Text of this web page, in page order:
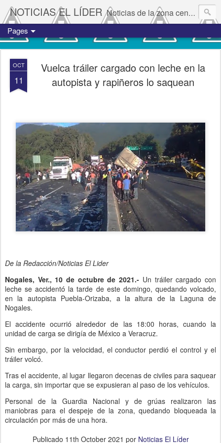
NOTICIAS EL LÍDER Noticias de la zona centro del estado de Veracruz.
Pages
OCT
11
Vuelca tráiler cargado con leche en la
autopista y rapiñeros lo saquean
De la Redacción/Noticias El Lider
Nogales, Ver., 10 de octubre de 2021.- Un tráiler cargado con
leche se accidentó la tarde de este domingo, quedando volcado,
en la autopista Puebla-Orizaba, a la altura de la Laguna de
Nogales.
El accidente ocurrió alrededor de las 18:00 horas, cuando la
unidad de carga se dirigía de México a Veracruz.
Sin embargo, por la velocidad, el conductor perdió el control y el
tráiler volcó.
Tras el accidente, al lugar llegaron decenas de civiles para saquear
la carga, sin importar que se expusieran al paso de los vehículos.
Personal de la Guardia Nacional y de grúas realizaron las
maniobras para el despeje de la zona, quedando bloqueada la
circulación por más de una hora.
Publicado 11th October 2021 por Noticias El Líder